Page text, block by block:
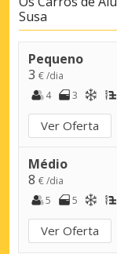
Susa
Pequeno
3 € /dia
4
3
Ver Oferta
Médio
8 € /dia
5
5
Ver Oferta